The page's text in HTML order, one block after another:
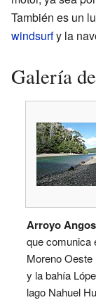
También es un
windsurfy la
Galería
Arroyo
que comunica
Moreno Oeste
y la bahía
lago Nahuel